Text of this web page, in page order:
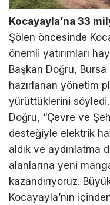
Kocayayla’na 33
Şölen öncesinde
önemli yatırımları
Başkan Doğru,
hazırlanan yönetim
yürüttüklerini söyledi.
Doğru, “Çevre ve
desteğiyle elektrik
aldık ve aydınlatma
alanlarına yeni
kazandırıyoruz.
Kocayayla’nın